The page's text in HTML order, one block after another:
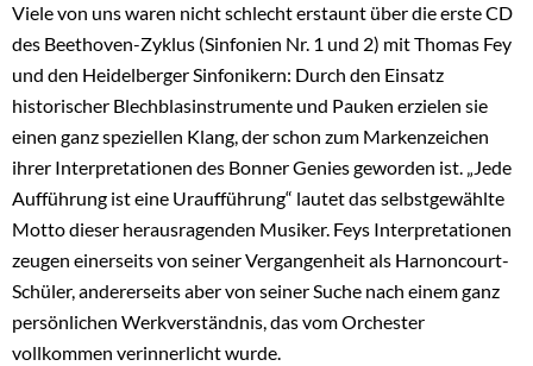
Viele von uns waren nicht schlecht erstaunt über die erste CD
des Beethoven-Zyklus (Sinfonien Nr. 1 und 2) mit Thomas Fey
und den Heidelberger Sinfonikern: Durch den Einsatz
historischer Blechblasinstrumente und Pauken erzielen sie
einen ganz speziellen Klang, der schon zum Markenzeichen
ihrer Interpretationen des Bonner Genies geworden ist. „Jede
Aufführung ist eine Uraufführung“ lautet das selbstgewählte
Motto dieser herausragenden Musiker. Feys Interpretationen
zeugen einerseits von seiner Vergangenheit als Harnoncourt-
Schüler, andererseits aber von seiner Suche nach einem ganz
persönlichen Werkverständnis, das vom Orchester
vollkommen verinnerlicht wurde.